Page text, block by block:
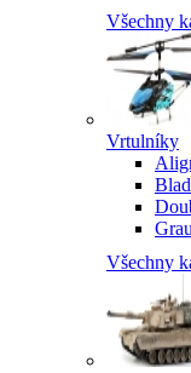
Všechny
Vrtulníky
Všechny